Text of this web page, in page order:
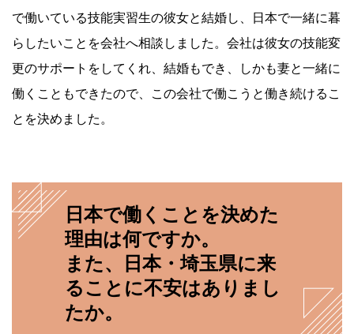
で働いている技能実習生の彼女と結婚し、日本で一緒に暮
らしたいことを会社へ相談しました。会社は彼女の技能変
更のサポートをしてくれ、結婚もでき、しかも妻と一緒に
働くこともできたので、この会社で働こうと働き続けるこ
とを決めました。
日本で働くことを決めた
理由は何ですか。
また、日本・埼玉県に来
ることに不安はありまし
たか。